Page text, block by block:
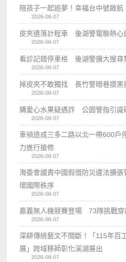
陪孩子一起追夢！幸福台中號啟航
2026-08-07
皮夾遺落計程車 後湖警電聯熱心
2026-08-07
看診記錯停車格 後湖警擴大搜尋
2026-08-07
掉皮夾不敢獨找 長竹警暗巷摸黑
2026-08-07
購愛心水果疑遇詐 公園警指引識
2026-08-07
車禍造成三多二路以北一帶600戶
力進行搶修
2026-08-07
海委會譴責中國假借防災違法擴
壞國際秩序
2026-08-07
嘉義無人機競賽登場 73隊挑戰穿
2026-08-07
深耕傳統藝文不間斷！「115年
展」跨域移師彰化溪湖展出
2026-08-07